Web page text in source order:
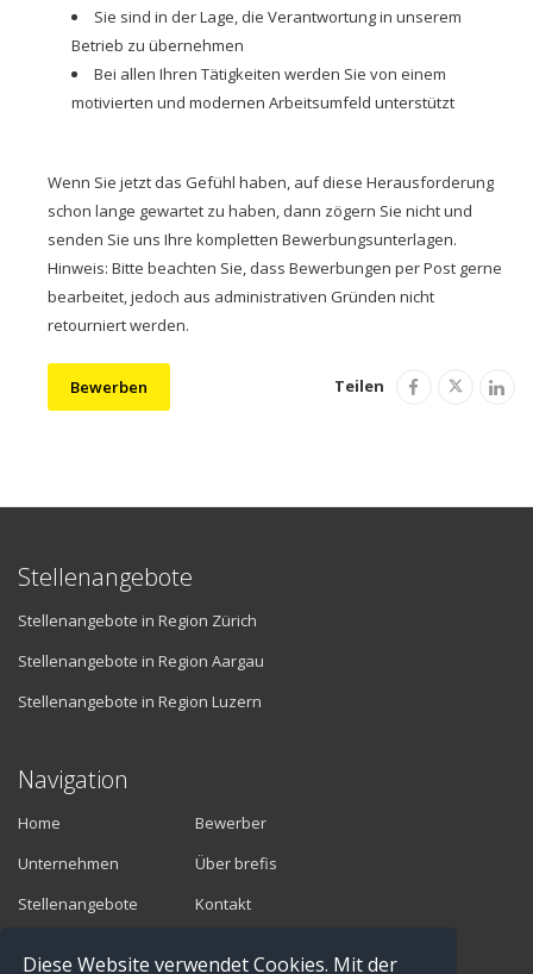
Diese Website verwendet Cookies. Mit der
Sie sind in der Lage, die Verantwortung in unserem
Betrieb zu übernehmen
Bei allen Ihren Tätigkeiten werden Sie von einem
motivierten und modernen Arbeitsumfeld unterstützt
Wenn Sie jetzt das Gefühl haben, auf diese Herausforderung
schon lange gewartet zu haben, dann zögern Sie nicht und
senden Sie uns Ihre kompletten Bewerbungsunterlagen.
Hinweis: Bitte beachten Sie, dass Bewerbungen per Post gerne
bearbeitet, jedoch aus administrativen Gründen nicht
retourniert werden.
Bewerben Teilen
Stellenangebote
Stellenangebote in Region Zürich
Stellenangebote in Region Aargau
Stellenangebote in Region Luzern
Navigation
Home
Unternehmen
Stellenangebote
Bewerber
Über brefis
Kontakt